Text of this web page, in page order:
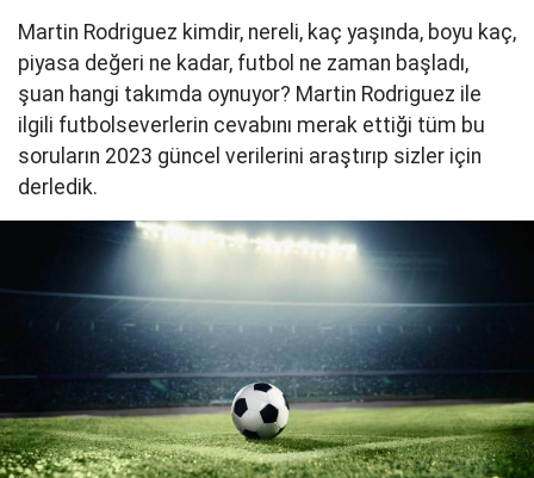
Martin Rodriguez kimdir, nereli, kaç yaşında, boyu kaç,
piyasa değeri ne kadar, futbol ne zaman başladı,
şuan hangi takımda oynuyor? Martin Rodriguez ile
ilgili futbolseverlerin cevabını merak ettiği tüm bu
soruların 2023 güncel verilerini araştırıp sizler için
derledik.